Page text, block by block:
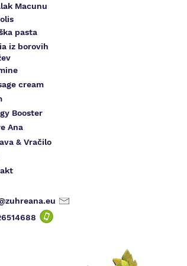
Macunu
pasta
iz borovih
cream
Booster
Ana
& Vračilo
688